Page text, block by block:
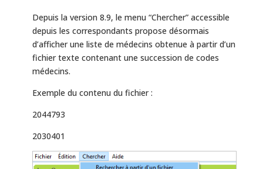
Depuis la version 8.9, le menu “Chercher” accessible
depuis les correspondants propose désormais
d’afficher une liste de médecins obtenue à partir d’un
fichier texte contenant une succession de codes
médecins.
Exemple du contenu du fichier :
2044793
2030401